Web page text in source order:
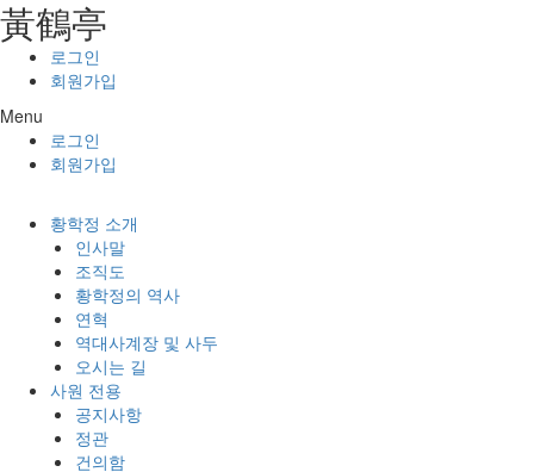
콘텐츠로
건너뛰기
⿈鶴亭
로그인
회원가입
Menu
로그인
회원가입
황학정 소개
인사말
조직도
황학정의 역사
연혁
역대사계장 및 사두
오시는 길
사원 전용
공지사항
정관
건의함